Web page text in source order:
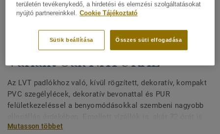
All Accessories|Befejező munkák|Szegélylécek
Kívül rögzített, dekoratív
szegélylécek LVT padlókhoz -
Variant Oak NATURAL
Az LVT padlókhoz való, kívül rögzített, dekoratív, kompakt
PVC szegélylécek, dekoratív bevonattal és PUR
felületkezeléssel a benyomódásokkal szembeni nagyobb
vízben tölthetnek bármilyen sérülés nélkül. 2-féle (60 mm
Mutasson többet
területén tevékenykedő, a hirdetési és elemzési szolgáltatásokat
nyújtó partnereinkkel. Cookie Tájékoztató
Összes süti elfogadása
Sütik beállítása